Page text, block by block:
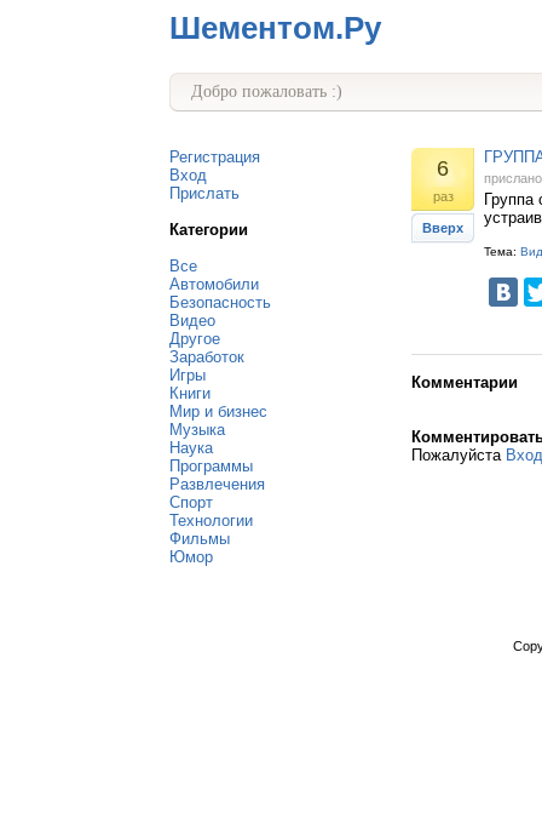
Шементом.Ру
Добро пожаловать :)
Регистрация
Вход
Прислать
Категории
Все
Автомобили
Безопасность
Видео
Другое
Заработок
Игры
Книги
Мир и бизнес
Музыка
Наука
Программы
Развлечения
Спорт
Технологии
Фильмы
Юмор
6
раз
Вверх
Группа
Тема:
Комментарии
Пожалуйста Вход